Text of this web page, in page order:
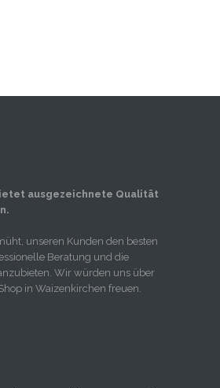
ausgezeichnete Qualität
unseren Kunden den besten
Beratung und die
Wir würden uns über
in Waizenkirchen freuen.